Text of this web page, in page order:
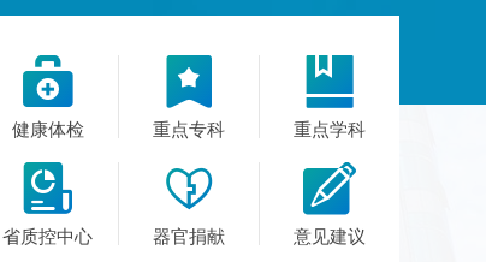

健康体检

重点专科

重点学科

省质控中心

器官捐献

意见建议